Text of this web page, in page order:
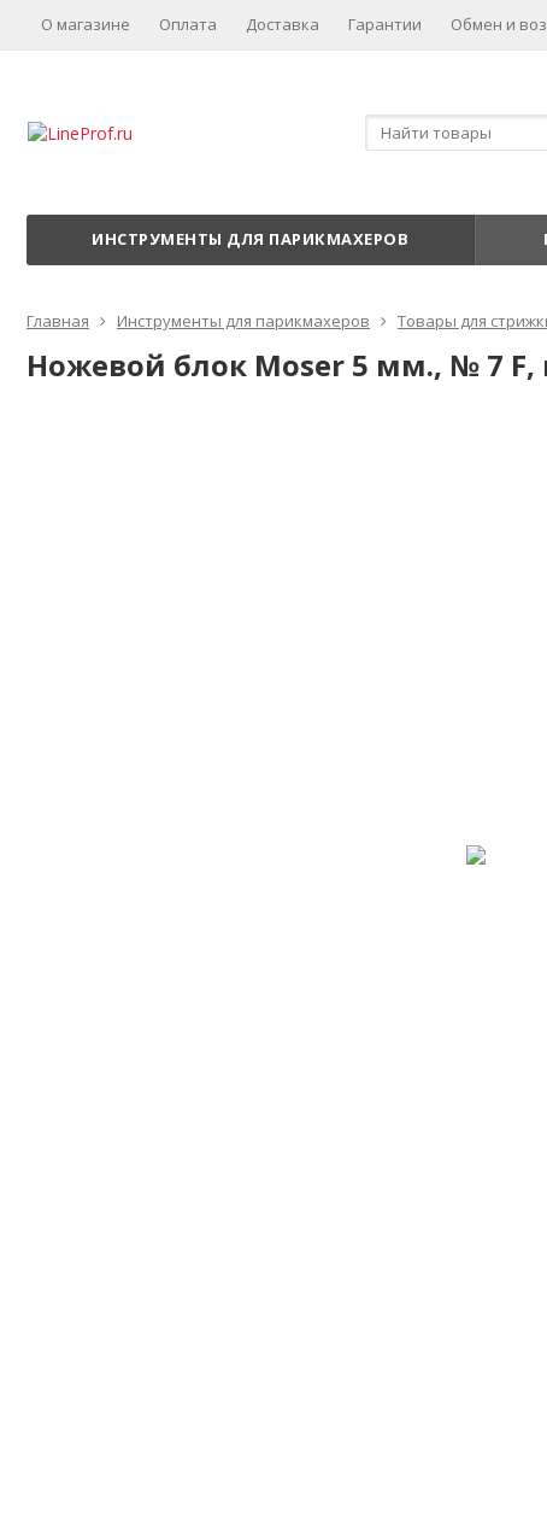
О магазине Оплата Доставка Гарантии Обмен и
ИНСТРУМЕНТЫ ДЛЯ ПАРИКМАХЕРОВ
Главная Инструменты для парикмахеров Товары для
Ножевой блок Moser 5 мм., № 7